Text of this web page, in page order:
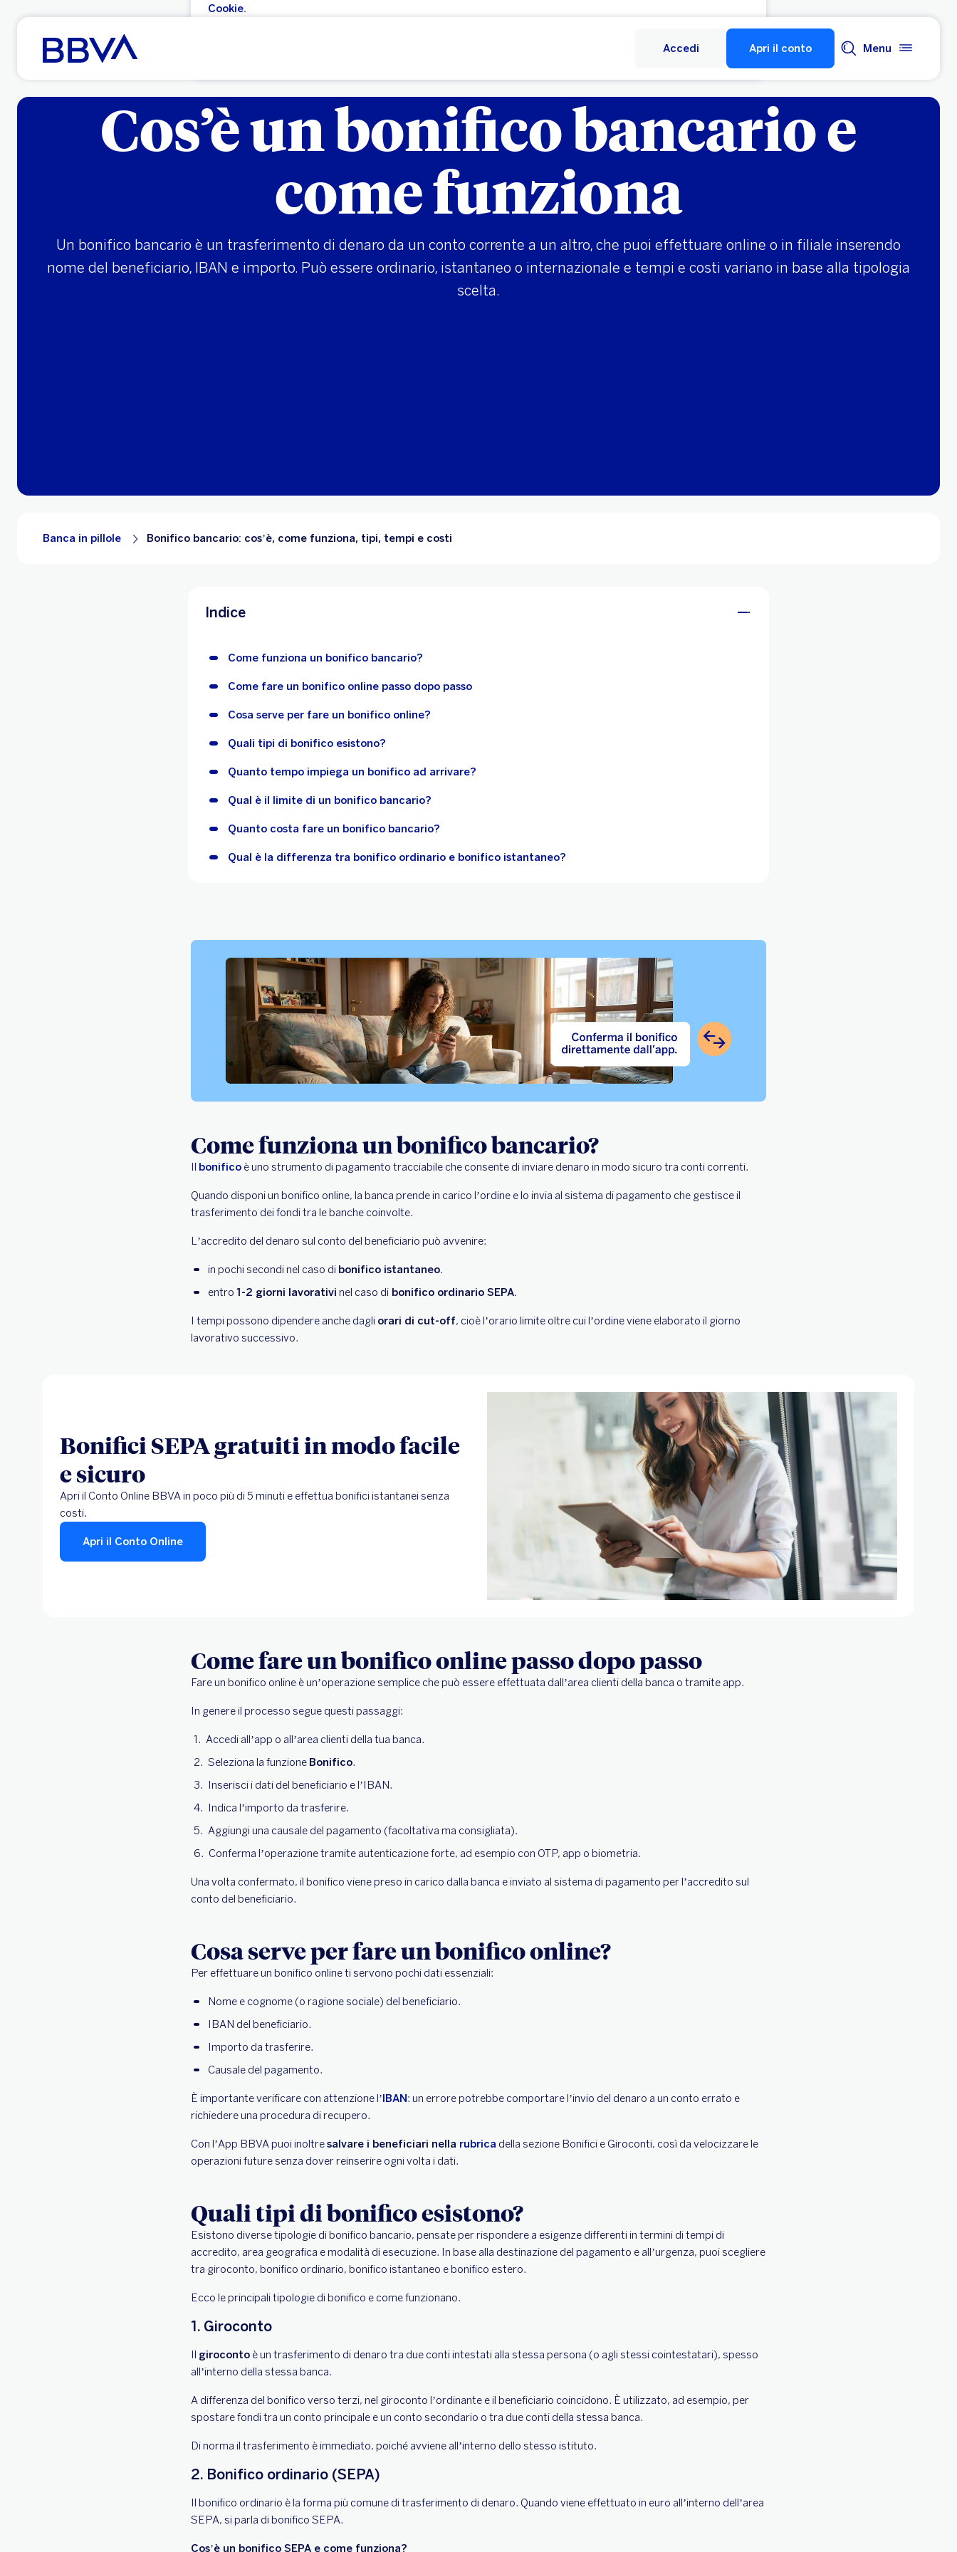
Cookie.
Vai al contenuto principale
Accedi
Apri il conto Menu
Cos’è un bonifico bancario e
come funziona
Un bonifico bancario è un trasferimento di denaro da un conto corrente a un altro, che puoi effettuare online o in filiale inserendo
nome del beneficiario, IBAN e importo. Può essere ordinario, istantaneo o internazionale e tempi e costi variano in base alla tipologia
scelta.
Banca in pillole Bonifico bancario: cos’è, come funziona, tipi, tempi e costi
Indice
Come funziona un bonifico bancario?
Come fare un bonifico online passo dopo passo
Cosa serve per fare un bonifico online?
Quali tipi di bonifico esistono?
Quanto tempo impiega un bonifico ad arrivare?
Qual è il limite di un bonifico bancario?
Quanto costa fare un bonifico bancario?
Qual è la differenza tra bonifico ordinario e bonifico istantaneo?
Come funziona un bonifico bancario?
Il bonifico è uno strumento di pagamento tracciabile che consente di inviare denaro in modo sicuro tra conti correnti.
Quando disponi un bonifico online, la banca prende in carico l’ordine e lo invia al sistema di pagamento che gestisce il
trasferimento dei fondi tra le banche coinvolte.
L’accredito del denaro sul conto del beneficiario può avvenire:
in pochi secondi nel caso di bonifico istantaneo.
entro 1-2 giorni lavorativi nel caso di bonifico ordinario SEPA.
I tempi possono dipendere anche dagli orari di cut-off, cioè l’orario limite oltre cui l’ordine viene elaborato il giorno
lavorativo successivo.
Bonifici SEPA gratuiti in modo facile
e sicuro
Apri il Conto Online BBVA in poco più di 5 minuti e effettua bonifici istantanei senza
costi.
Apri il Conto Online
Come fare un bonifico online passo dopo passo
Fare un bonifico online è un’operazione semplice che può essere effettuata dall’area clienti della banca o tramite app.
In genere il processo segue questi passaggi:
Accedi all’app o all’area clienti della tua banca.
Seleziona la funzione Bonifico.
Inserisci i dati del beneficiario e l’IBAN.
Indica l’importo da trasferire.
Aggiungi una causale del pagamento (facoltativa ma consigliata).
Conferma l’operazione tramite autenticazione forte, ad esempio con OTP, app o biometria.
Una volta confermato, il bonifico viene preso in carico dalla banca e inviato al sistema di pagamento per l’accredito sul
conto del beneficiario.
Cosa serve per fare un bonifico online?
Per effettuare un bonifico online ti servono pochi dati essenziali:
Nome e cognome (o ragione sociale) del beneficiario.
IBAN del beneficiario.
Importo da trasferire.
Causale del pagamento.
È importante verificare con attenzione l’IBAN: un errore potrebbe comportare l’invio del denaro a un conto errato e
richiedere una procedura di recupero.
Con l’App BBVA puoi inoltresalvare i beneficiari nella rubrica della sezione Bonifici e Giroconti, così da velocizzare le
operazioni future senza dover reinserire ogni volta i dati.
Quali tipi di bonifico esistono?
Esistono diverse tipologie di bonifico bancario, pensate per rispondere a esigenze differenti in termini di tempi di
accredito, area geografica e modalità di esecuzione. In base alla destinazione del pagamento e all’urgenza, puoi scegliere
tra giroconto, bonifico ordinario, bonifico istantaneo e bonifico estero.
Ecco le principali tipologie di bonifico e come funzionano.
1. Giroconto
Il giroconto è un trasferimento di denaro tra due conti intestati alla stessa persona (o agli stessi cointestatari), spesso
all’interno della stessa banca.
A differenza del bonifico verso terzi, nel giroconto l’ordinante e il beneficiario coincidono. È utilizzato, ad esempio, per
spostare fondi tra un conto principale e un conto secondario o tra due conti della stessa banca.
Di norma il trasferimento è immediato, poiché avviene all’interno dello stesso istituto.
2. Bonifico ordinario (SEPA)
Il bonifico ordinario è la forma più comune di trasferimento di denaro. Quando viene effettuato in euro all’interno dell’area
SEPA, si parla di bonifico SEPA.
Cos’è un bonifico SEPA e come funziona?